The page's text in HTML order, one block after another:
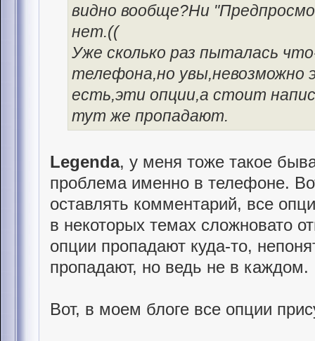
видно вообще?Ни
нет.((
Уже сколько раз пыталась
телефона,но увы,невозможно
есть,эти опции,а стоит
тут же пропадают.
Legenda, у меня тоже такое
проблема именно в телефоне.
оставлять комментарий, все
в некоторых темах сложновато
опции пропадают куда-то,
пропадают, но ведь не в каждом.
Вот, в моем блоге все опции